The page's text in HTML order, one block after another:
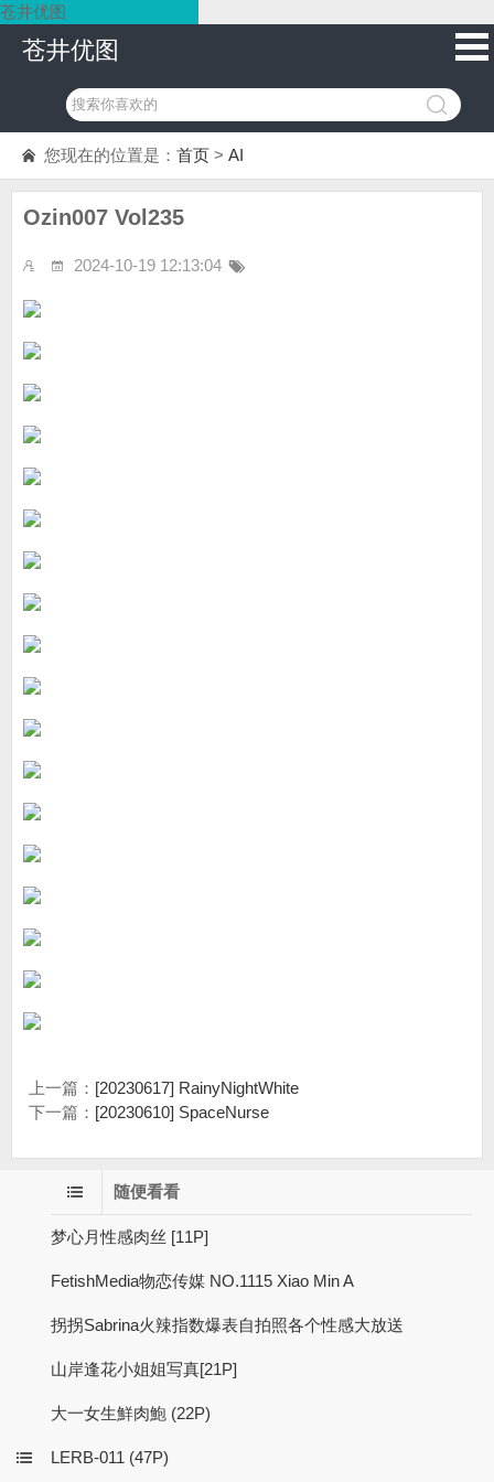
苍井优图
苍井优图
您现在的位置是： 首页 > AI
Ozin007 Vol235
2024-10-19 12:13:04
上一篇： [20230617] RainyNightWhite
下一篇： [20230610] SpaceNurse
随便看看
梦心月性感肉丝 [11P]
FetishMedia物恋传媒 NO.1115 Xiao Min A
拐拐Sabrina火辣指数爆表自拍照各个性感大放送
山岸逢花小姐姐写真[21P]
大一女生鮮肉鮑 (22P)
LERB-011 (47P)